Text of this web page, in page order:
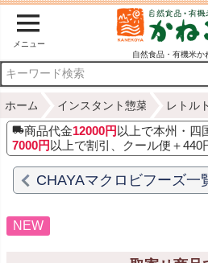
メニュー
自然食品・有機米か
ホーム インスタント惣菜 レトル
商品代金12000円 以上で本州・四
7000円 以上で割引、クール便＋440
CHAYAマクロビフーズ一
NEW